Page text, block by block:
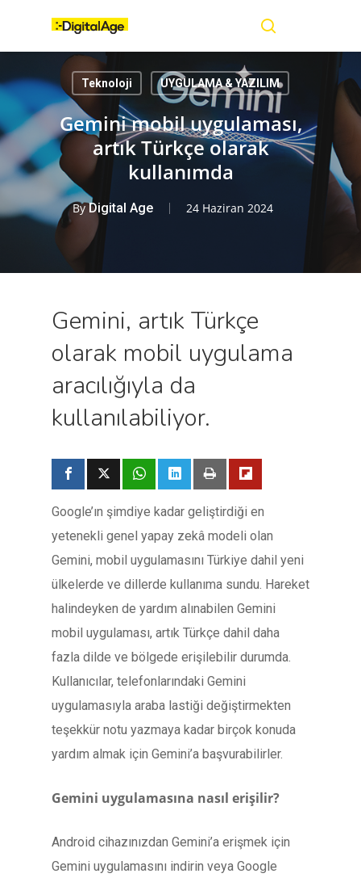
content
Teknoloji UYGULAMA & YAZILIM
Gemini mobil uygulaması,
artık Türkçe olarak
kullanımda
By Digital Age 24 Haziran 2024
Gemini, artık Türkçe
olarak mobil uygulama
aracılığıyla da
kullanılabiliyor.
Google’ın şimdiye kadar geliştirdiği en
yetenekli genel yapay zekâ modeli olan
Gemini, mobil uygulamasını Türkiye dahil yeni
ülkelerde ve dillerde kullanıma sundu. Hareket
halindeyken de yardım alınabilen Gemini
mobil uygulaması, artık Türkçe dahil daha
fazla dilde ve bölgede erişilebilir durumda.
Kullanıcılar, telefonlarındaki Gemini
uygulamasıyla araba lastiği değiştirmekten
teşekkür notu yazmaya kadar birçok konuda
yardım almak için Gemini’a başvurabilirler.
Gemini uygulamasına nasıl erişilir?
Android cihazınızdan Gemini’a erişmek için
Gemini uygulamasını indirin veya Google